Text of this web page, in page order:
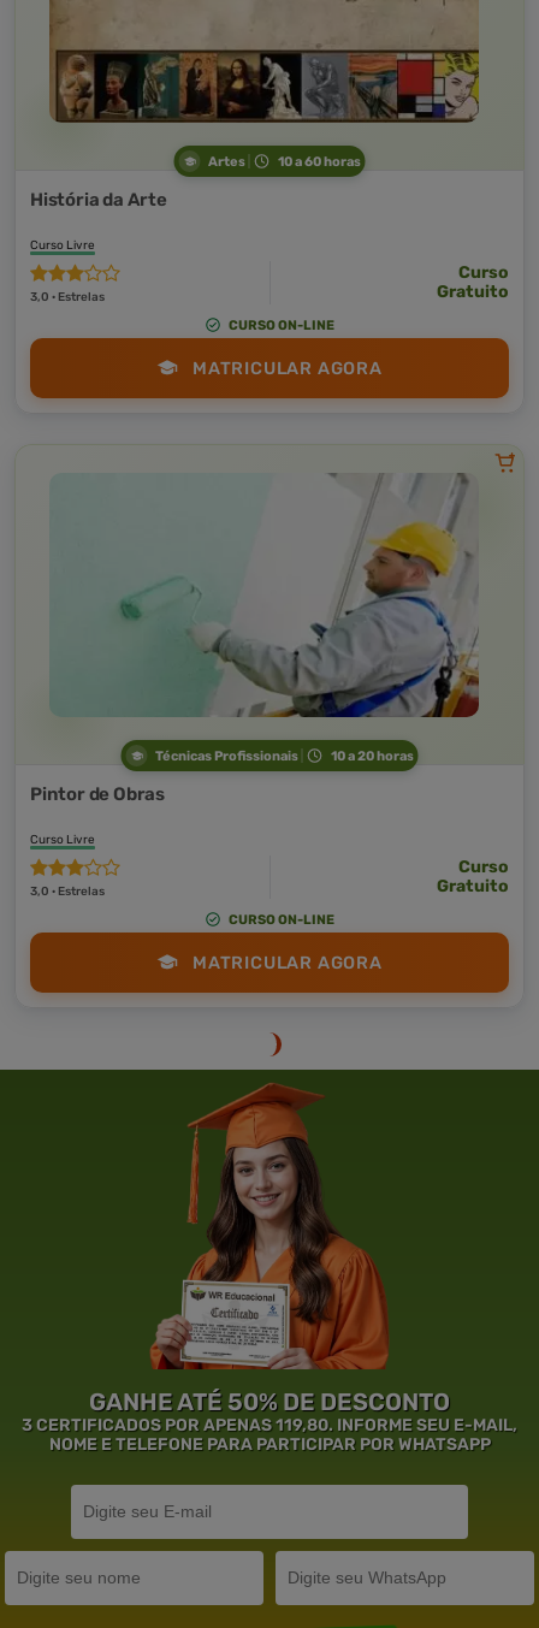
Artes 10 a 60 horas
História da Arte
Curso Livre
3,0 · Estrelas
Curso
Gratuito
CURSO ON-LINE
MATRICULAR AGORA
Técnicas Profissionais 10 a 20 horas
Pintor de Obras
Curso Livre
3,0 · Estrelas
Curso
Gratuito
CURSO ON-LINE
MATRICULAR AGORA
GANHE ATÉ 50% DE DESCONTO
3 CERTIFICADOS POR APENAS 119,80. INFORME SEU E-MAIL,
NOME E TELEFONE PARA PARTICIPAR POR WHATSAPP